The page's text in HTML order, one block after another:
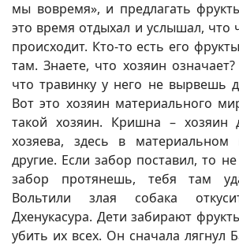
мы вовремя», и предлагать
это время отдыхал и услышал, что
происходит. Кто-то есть его
там. Знаете, что хозяин означает?
что травинку у него не вырвешь
Вот это хозяин материального
такой хозяин. Кришна – хозяин
хозяева, здесь в
другие. Если забор поставил, то
забор протянешь, тебя там
Вольтили злая собака
Дхенукасура. Дети забирают
убить их всех. Он сначала лягнул